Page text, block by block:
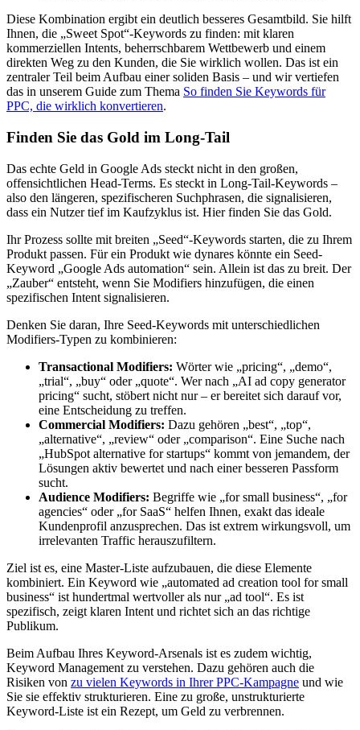
Diese Kombination ergibt ein deutlich besseres Gesamtbild. Sie hilft
Ihnen, die „Sweet Spot“-Keywords zu finden: mit klaren
kommerziellen Intents, beherrschbarem Wettbewerb und einem
direkten Weg zu den Kunden, die Sie wirklich wollen. Das ist ein
zentraler Teil beim Aufbau einer soliden Basis – und wir vertiefen
das in unserem Guide zum Thema So finden Sie Keywords für
PPC, die wirklich konvertieren.
Finden Sie das Gold im Long-Tail
Das echte Geld in Google Ads steckt nicht in den großen,
offensichtlichen Head-Terms. Es steckt in Long-Tail-Keywords –
also den längeren, spezifischeren Suchphrasen, die signalisieren,
dass ein Nutzer tief im Kaufzyklus ist. Hier finden Sie das Gold.
Ihr Prozess sollte mit breiten „Seed“-Keywords starten, die zu Ihrem
Produkt passen. Für ein Produkt wie dynares könnte ein Seed-
Keyword „Google Ads automation“ sein. Allein ist das zu breit. Der
„Zauber“ entsteht, wenn Sie Modifiers hinzufügen, die einen
spezifischen Intent signalisieren.
Denken Sie daran, Ihre Seed-Keywords mit unterschiedlichen
Modifiers-Typen zu kombinieren:
Transactional Modifiers: Wörter wie „pricing“, „demo“,
„trial“, „buy“ oder „quote“. Wer nach „AI ad copy generator
pricing“ sucht, stöbert nicht nur – er bereitet sich darauf vor,
eine Entscheidung zu treffen.
Commercial Modifiers: Dazu gehören „best“, „top“,
„alternative“, „review“ oder „comparison“. Eine Suche nach
„HubSpot alternative for startups“ kommt von jemandem, der
Lösungen aktiv bewertet und nach einer besseren Passform
sucht.
Audience Modifiers: Begriffe wie „for small business“, „for
agencies“ oder „for SaaS“ helfen Ihnen, exakt das ideale
Kundenprofil anzusprechen. Das ist extrem wirkungsvoll, um
irrelevanten Traffic herauszufiltern.
Ziel ist es, eine Master-Liste aufzubauen, die diese Elemente
kombiniert. Ein Keyword wie „automated ad creation tool for small
business“ ist hundertmal wertvoller als nur „ad tool“. Es ist
spezifisch, zeigt klaren Intent und richtet sich an das richtige
Publikum.
Beim Aufbau Ihres Keyword-Arsenals ist es zudem wichtig,
Keyword Management zu verstehen. Dazu gehören auch die
Risiken von zu vielen Keywords in Ihrer PPC-Kampagne und wie
Sie sie effektiv strukturieren. Eine zu große, unstrukturierte
Keyword-Liste ist ein Rezept, um Geld zu verbrennen.